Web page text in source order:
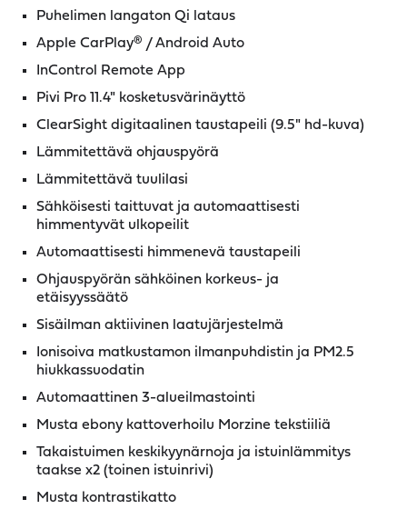
Puhelimen langaton Qi lataus
Apple CarPlay® / Android Auto
InControl Remote App
Pivi Pro 11.4" kosketusvärinäyttö
ClearSight digitaalinen taustapeili (9.5" hd-kuva)
Lämmitettävä ohjauspyörä
Lämmitettävä tuulilasi
Sähköisesti taittuvat ja automaattisesti
himmentyvät ulkopeilit
Automaattisesti himmenevä taustapeili
Ohjauspyörän sähköinen korkeus- ja
etäisyyssäätö
Sisäilman aktiivinen laatujärjestelmä
Ionisoiva matkustamon ilmanpuhdistin ja PM2.5
hiukkassuodatin
Automaattinen 3-alueilmastointi
Musta ebony kattoverhoilu Morzine tekstiiliä
Takaistuimen keskikyynärnoja ja istuinlämmitys
taakse x2 (toinen istuinrivi)
Musta kontrastikatto